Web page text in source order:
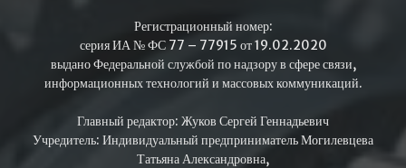
Регистрационный номер:
серия ИА № ФС 77 – 77915 от 19.02.2020
выдано Федеральной службой по надзору в сфере связи,
информационных технологий и массовых коммуникаций.
Главный редактор: Жуков Сергей Геннадьевич
Учредитель: Индивидуальный предприниматель Могилевцева
Татьяна Александровна,